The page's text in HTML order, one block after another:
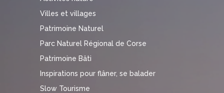
Villes et villages
Patrimoine Naturel
Parc Naturel Régional de Corse
Patrimoine Bâti
Inspirations pour flâner, se balader
Slow Tourisme